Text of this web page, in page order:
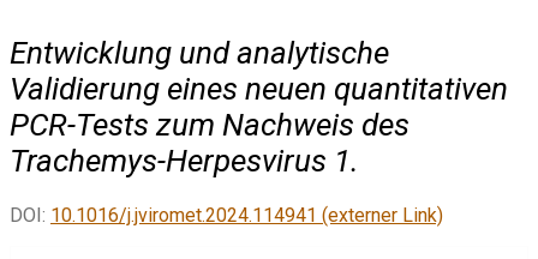
Entwicklung und analytische
Validierung eines neuen quantitativen
PCR-Tests zum Nachweis des
Trachemys-Herpesvirus 1.
DOI: 10.1016/j.jviromet.2024.114941 (externer Link)